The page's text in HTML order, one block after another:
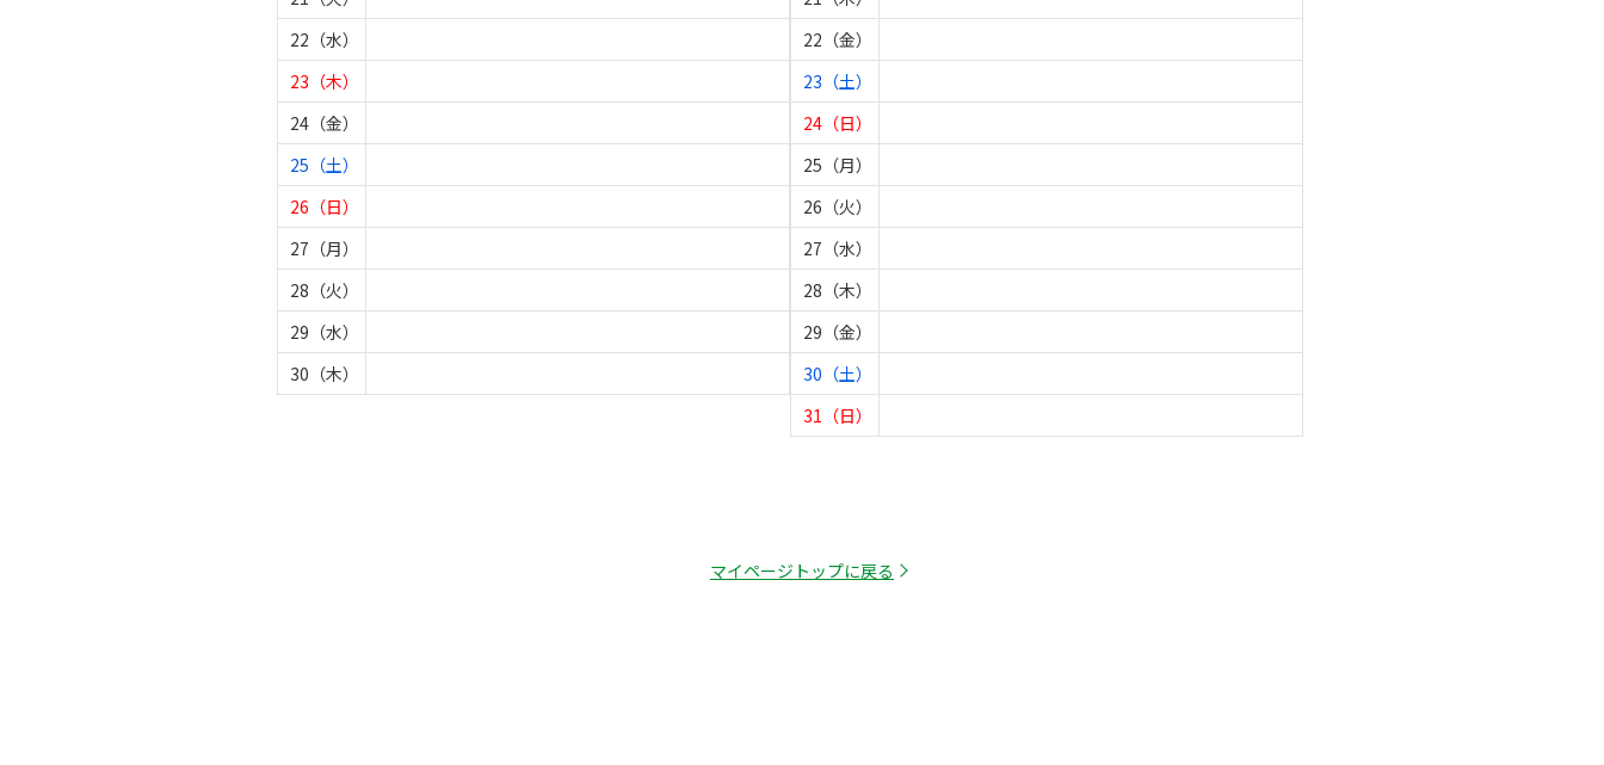
22（水）
23（木）
24（金）
25（土）
26（日）
27（月）
28（火）
29（水）
30（木）
22（金）
23（土）
24（日）
25（月）
26（火）
27（水）
28（木）
29（金）
30（土）
31（日）
マイページトップに戻る